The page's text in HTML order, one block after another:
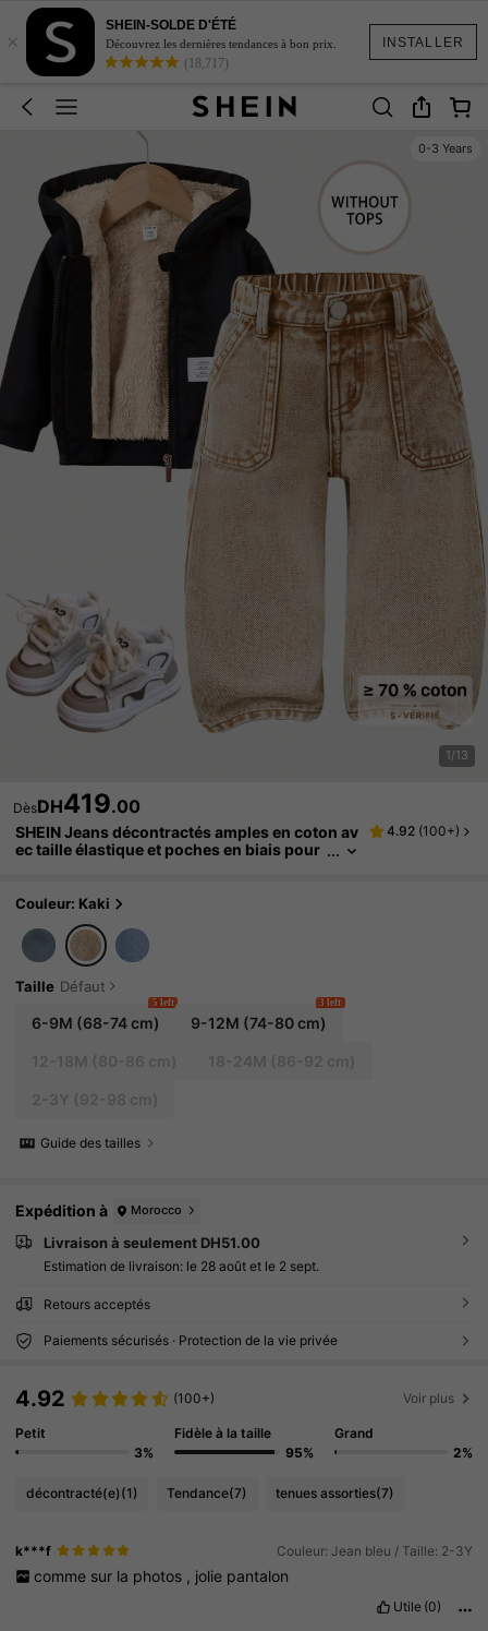
INSTALLER
×
SHEIN-SOLDE D'ÉTÉ
Découvrez les dernières tendances à bon prix.
(18,717)
0-3 Years
1/13
DèsDH419.00
SHEIN Jeans décontractés amples en coton av
ec taille élastique et poches en biais pour
4.92 (100+)
Couleur: Kaki
Taille Défaut
6-9M (68-74 cm)
5 left
9-12M (74-80 cm)
3 left
Guide des tailles
Expédition à Morocco
Livraison à seulement DH51.00
Estimation de livraison: le 28 août et le 2 sept.
Retours acceptés
Paiements sécurisés · Protection de la vie privée
4.92 (100+) Voir plus
Petit
3%
Fidèle à la taille
95%
Grand
2%
décontracté(e)(1) Tendance(7) tenues assorties(7)
k***f Couleur: Jean bleu / Taille: 2-3Y
comme sur la photos , jolie pantalon
Utile (0)